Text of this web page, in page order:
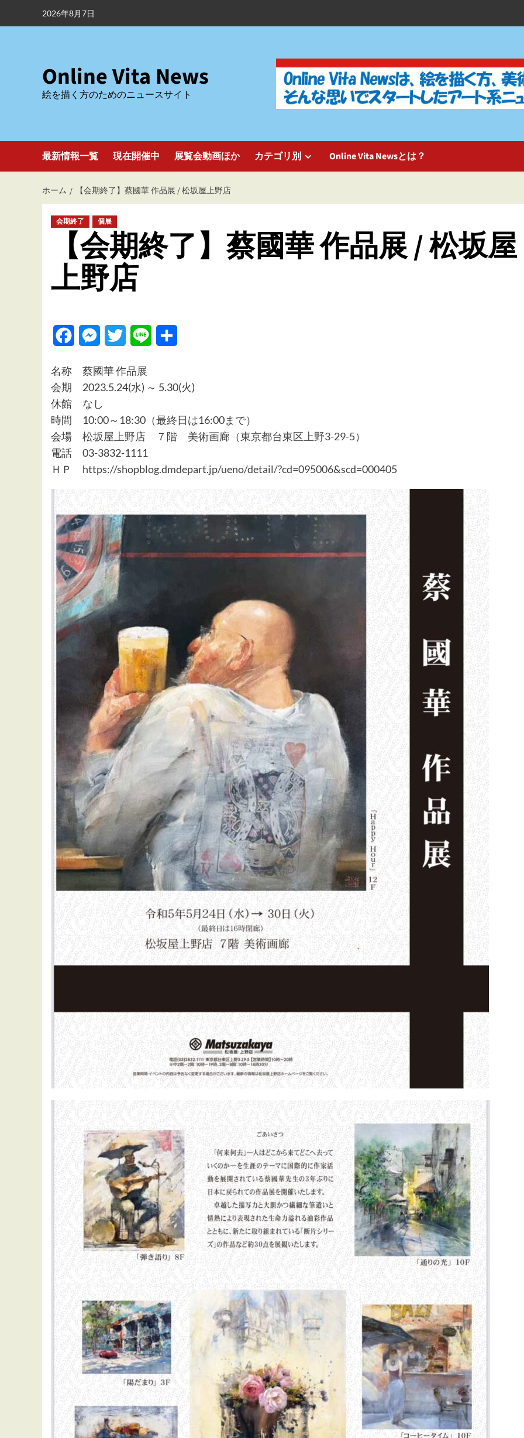
2026年8月7日
Online Vita News
絵を描く方のためのニュースサイト
最新情報一覧 現在開催中 展覧会動画ほか カテゴリ別 Online Vita Newsとは？
ホーム 【会期終了】蔡國華 作品展 / 松坂屋上野店
会期終了 個展
【会期終了】蔡國華 作品展 / 松坂屋
上野店
FacebookMessenger
Twitter Line
名称 蔡國華 作品展
会期 2023.5.24(水) ～ 5.30(火)
休館 なし
時間 10:00～18:30（最終日は16:00まで）
会場 松坂屋上野店 ７階 美術画廊（東京都台東区上野3-29-5）
電話 03-3832-1111
ＨＰ https://shopblog.dmdepart.jp/ueno/detail/?cd=095006&scd=000405